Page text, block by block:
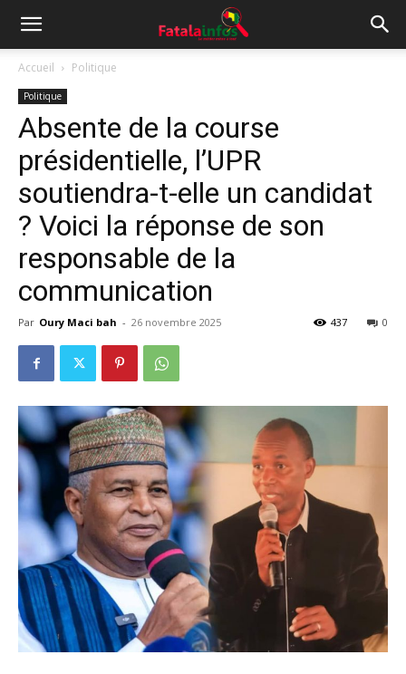
Accueil Politique
Politique
Absente de la course
présidentielle, l’UPR
soutiendra-t-elle un candidat
? Voici la réponse de son
responsable de la
communication
Par Oury Maci bah - 26 novembre 2025 0
437